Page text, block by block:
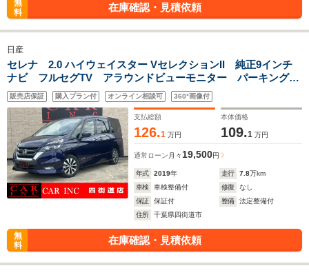
無
料
在庫確認・見積依頼
日産
セレナ 2.0 ハイウェイスター VセレクションII 純正9インチ
ナビ フルセグTV アラウンドビューモニター パーキングア
シスト 両側パワースライドドア クルーズコントロール 衝
突被害軽減ブレーキ クリアランスソナー ETC LEDヘッド
ライト
販売店保証 購入プラン付 オンライン相談可 360°画像付
支払総額
126.1 万円
本体価格
109.1 万円
通常ローン 月々 19,500円
年式 2019年 走行 7.8万km
車検
車検整備付 修復
なし
保証
保証付 整備
法定整備付
住所
千葉県四街道市
無
料
在庫確認・見積依頼